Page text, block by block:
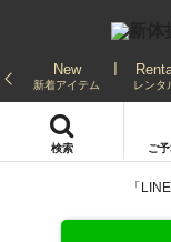
New
新着アイテム レンタ
検索 ご
「